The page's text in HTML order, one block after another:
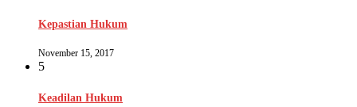
Kepastian Hukum
November 15, 2017
5
Keadilan Hukum